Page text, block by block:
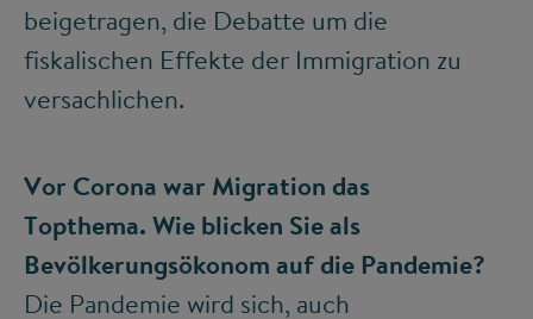
beigetragen, die Debatte um die
fiskalischen Effekte der Immigration zu
versachlichen.
Vor Corona war Migration das
Topthema. Wie blicken Sie als
Bevölkerungsökonom auf die Pandemie?
Die Pandemie wird sich, auch